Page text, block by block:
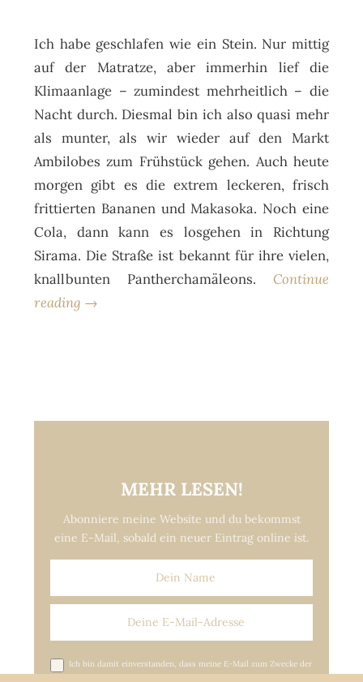
Ich habe geschlafen wie ein Stein. Nur mittig
auf der Matratze, aber immerhin lief die
Klimaanlage – zumindest mehrheitlich – die
Nacht durch. Diesmal bin ich also quasi mehr
als munter, als wir wieder auf den Markt
Ambilobes zum Frühstück gehen. Auch heute
morgen gibt es die extrem leckeren, frisch
frittierten Bananen und Makasoka. Noch eine
Cola, dann kann es losgehen in Richtung
Sirama. Die Straße ist bekannt für ihre vielen,
knallbunten Pantherchamäleons. Continue
reading →
MEHR LESEN!
Abonniere meine Website und du bekommst
eine E-Mail, sobald ein neuer Eintrag online ist.
Ich bin damit einverstanden, dass meine E-Mail zum Zwecke der